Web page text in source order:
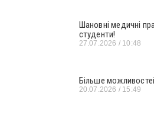
Шановні медичні
студенти!
27.07.2026 10:48
Більше
20.07.2026 15:49